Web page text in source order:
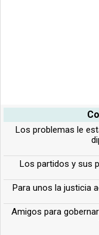
Los problemas le
Los partidos y sus
Para unos la justicia
Amigos para